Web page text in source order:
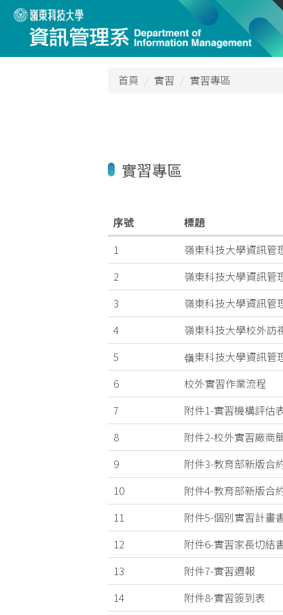
跳
到
要
首頁 實習 實習專區
實習專區
序號
標題
1
嶺東科技大學資訊管
2
嶺東科技大學資訊管
3
嶺東科技大學資訊管
4
嶺東科技大學校外訪
5
嶺東科技大學資訊管
6
校外實習作業流程
7
附件1-實習機構評估
8
附件2-校外實習廠商
9
附件3-教育部新版合
10
附件4-教育部新版合
11
附件5-個別實習計畫
12
附件6-實習家長切結
13
附件7-實習週報
14
附件8-實習簽到表